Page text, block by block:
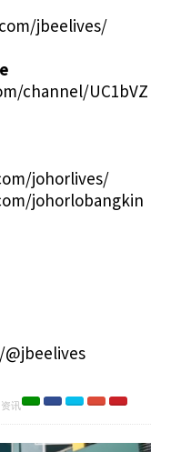
jbeelives/
channel/UC1bVZ
johorlives/
johorlobangkin
资讯